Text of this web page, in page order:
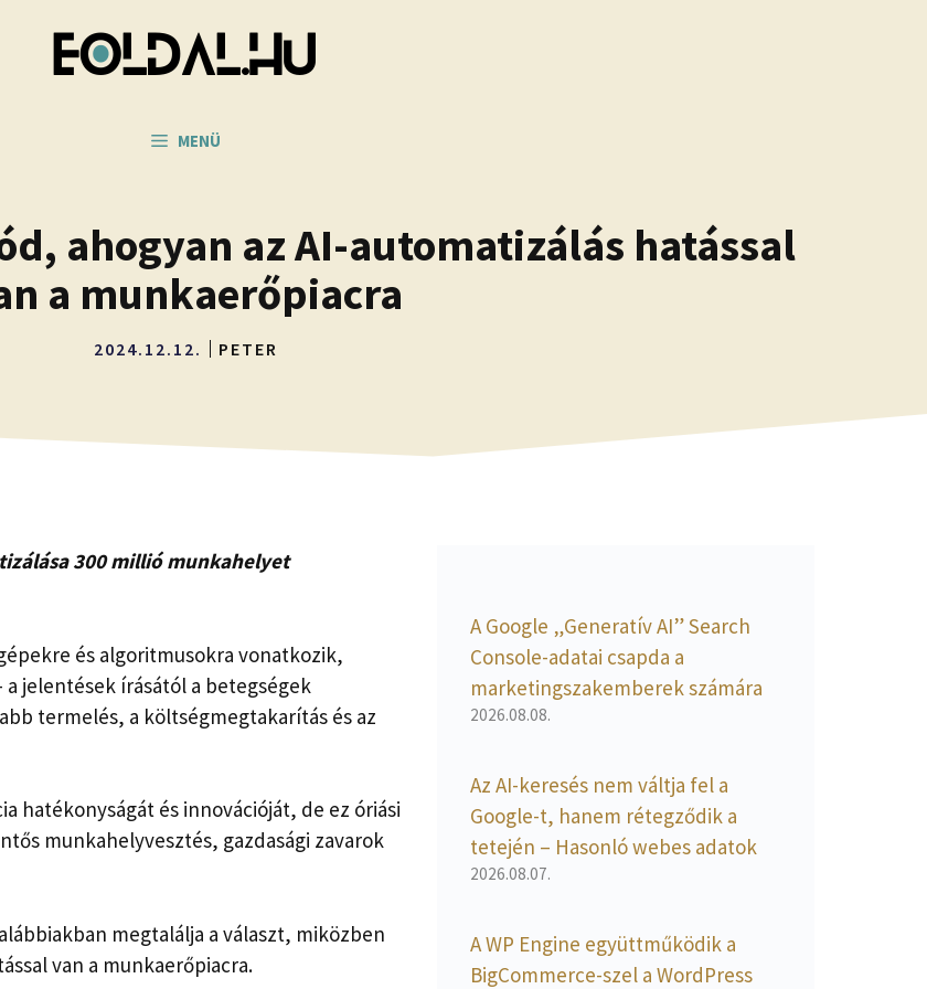
MENÜ
ahogyan az AI-automatizálás hatással
a munkaerőpiacra
2024.12.12. PETER
300 millió munkahelyet
és algoritmusokra vonatkozik,
jelentések írásától a betegségek
termelés, a költségmegtakarítás és az
hatékonyságát és innovációját, de ez óriási
munkahelyvesztés, gazdasági zavarok
megtalálja a választ, miközben
van a munkaerőpiacra.
A Google „Generatív AI” Search
Console-adatai csapda a
marketingszakemberek számára
2026.08.08.
Az AI-keresés nem váltja fel a
Google-t, hanem rétegződik a
tetején – Hasonló webes adatok
2026.08.07.
A WP Engine együttműködik a
BigCommerce-szel a WordPress